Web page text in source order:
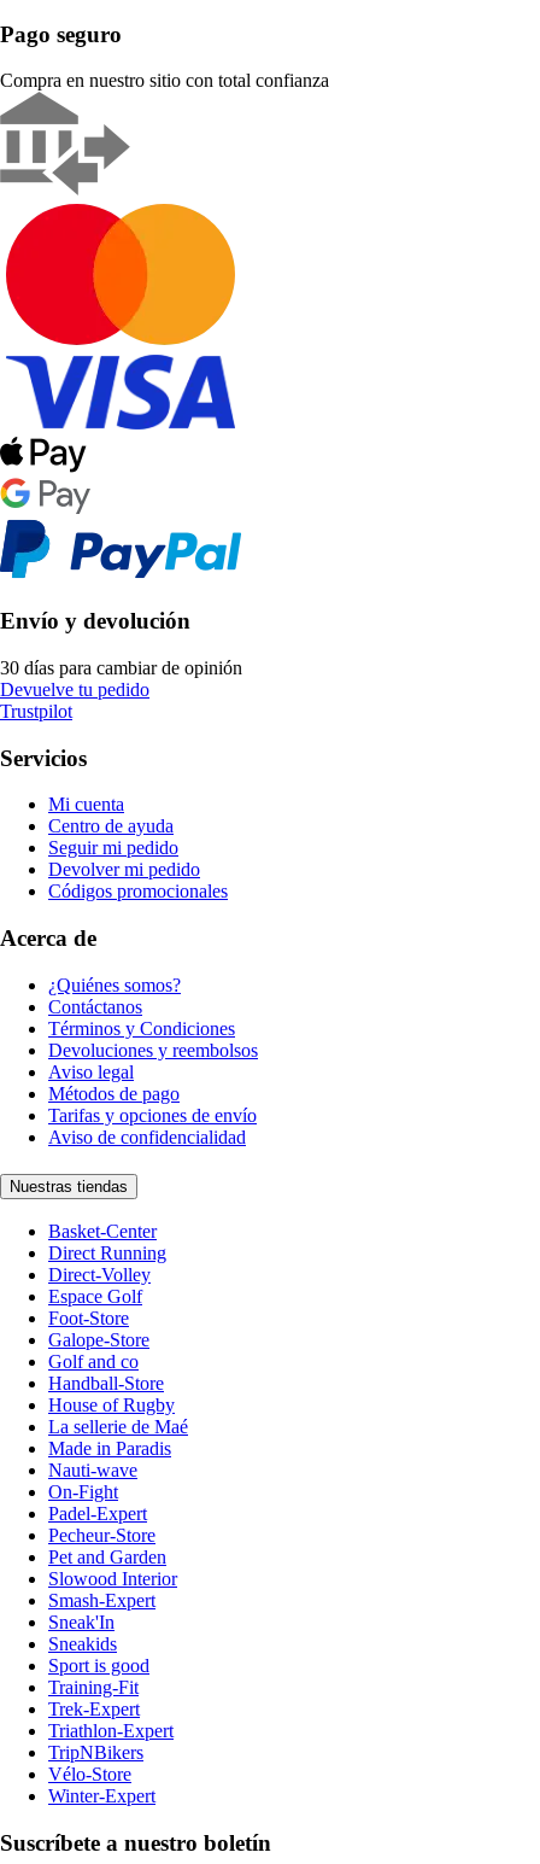
Pago seguro
Compra en nuestro sitio con total confianza
Envío y devolución
30 días para cambiar de opinión
Devuelve tu pedido
Trustpilot
Servicios
Mi cuenta
Centro de ayuda
Seguir mi pedido
Devolver mi pedido
Códigos promocionales
Acerca de
¿Quiénes somos?
Contáctanos
Términos y Condiciones
Devoluciones y reembolsos
Aviso legal
Métodos de pago
Tarifas y opciones de envío
Aviso de confidencialidad
Nuestras tiendas
Basket-Center
Direct Running
Direct-Volley
Espace Golf
Foot-Store
Galope-Store
Golf and co
Handball-Store
House of Rugby
La sellerie de Maé
Made in Paradis
Nauti-wave
On-Fight
Padel-Expert
Pecheur-Store
Pet and Garden
Slowood Interior
Smash-Expert
Sneak'In
Sneakids
Sport is good
Training-Fit
Trek-Expert
Triathlon-Expert
TripNBikers
Vélo-Store
Winter-Expert
Suscríbete a nuestro boletín